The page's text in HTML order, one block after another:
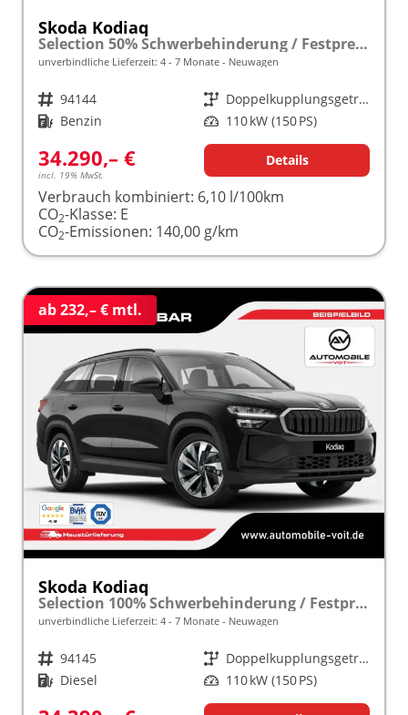
Skoda Kodiaq
Selection 50% Schwerbehinderung / Festpreisgarantie* Modelljahr 1.5 TSI Mild-Hybrid 150PS DSG "Sonderangebot bei Schwerbehinderung" frei konfigurierbar!
unverbindliche Lieferzeit: 4 - 7 Monate Neuwagen
Fahrzeugnr. 94144 Getriebe
Doppelkupplungsgetriebe (DSG)
Kraftstoff Benzin Leistung 110 kW (150 PS)
34.290,– €
incl. 19% MwSt.
Details
Verbrauch kombiniert: 6,10 l/100km
CO2-Klasse: E
CO2-Emissionen: 140,00 g/km
ab 232,– € mtl.
Skoda Kodiaq
Selection 100% Schwerbehinderung / Festpreisgarantie* Modelljahr 2.0 TDI 150PS DSG "Sonderangebot bei Schwerbehinderung" frei konfigurierbar!
unverbindliche Lieferzeit: 4 - 7 Monate Neuwagen
Fahrzeugnr. 94145 Getriebe
Doppelkupplungsgetriebe (DSG)
Kraftstoff Diesel Leistung 110 kW (150 PS)